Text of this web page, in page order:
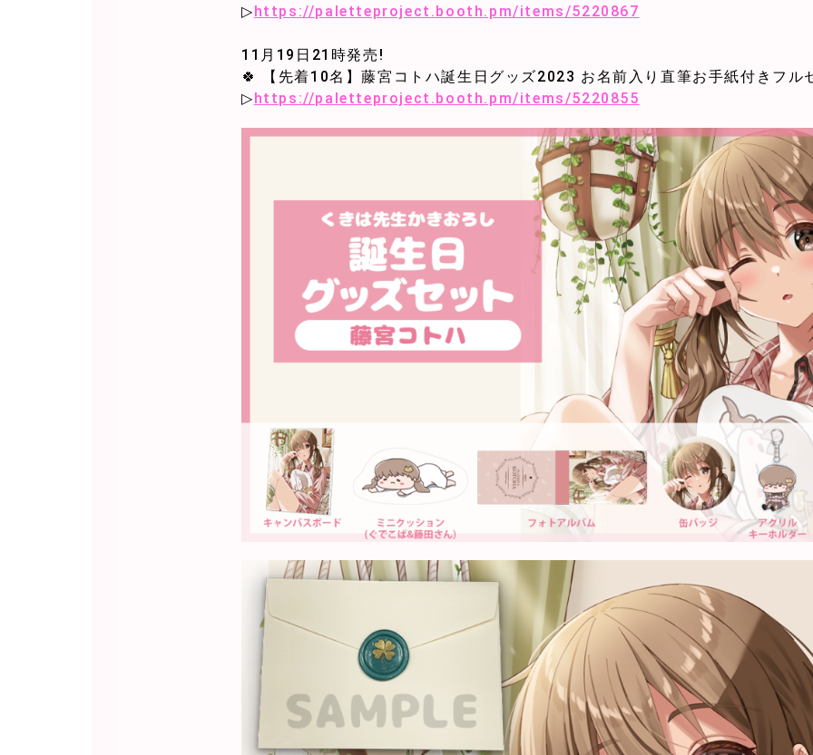
▷https://paletteproject.booth.pm/items/5220867
11月19日21時発売!
🍀 【先着10名】藤宮コトハ誕生日グッズ2023 お名前入り直筆お手紙付きフル
▷https://paletteproject.booth.pm/items/5220855